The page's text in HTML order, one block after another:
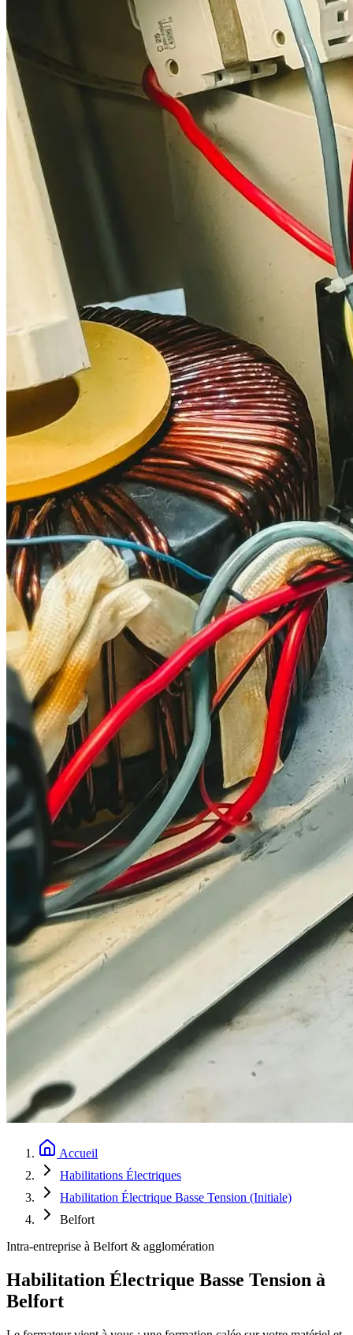
Accueil
Habilitations Électriques
Habilitation Électrique Basse Tension (Initiale)
Belfort
Intra-entreprise à Belfort & agglomération
Habilitation Électrique Basse Tension à
Belfort